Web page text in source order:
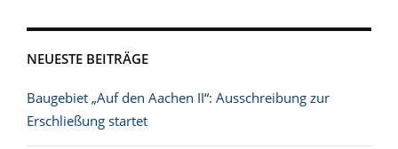
NEUESTE BEITRÄGE
Baugebiet „Auf den Aachen II“: Ausschreibung zur
Erschließung startet